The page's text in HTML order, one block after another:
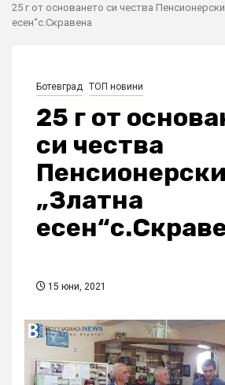
25 г от основането си чества
есен“с.Скравена
Ботевград ТОП новини
25 г от
си чества
„Златна
15 юни, 2021